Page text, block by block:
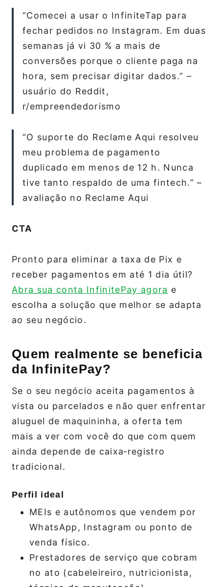
“Comecei a usar o InfiniteTap para
fechar pedidos no Instagram. Em duas
semanas já vi 30 % a mais de
conversões porque o cliente paga na
hora, sem precisar digitar dados.” –
usuário do Reddit,
r/empreendedorismo
“O suporte do Reclame Aqui resolveu
meu problema de pagamento
duplicado em menos de 12 h. Nunca
tive tanto respaldo de uma fintech.” –
avaliação no Reclame Aqui
CTA
Pronto para eliminar a taxa de Pix e
receber pagamentos em até 1 dia útil?
Abra sua conta InfinitePay agora e
escolha a solução que melhor se adapta
ao seu negócio.
Quem realmente se beneficia
da InfinitePay?
Se o seu negócio aceita pagamentos à
vista ou parcelados e não quer enfrentar
aluguel de maquininha, a oferta tem
mais a ver com você do que com quem
ainda depende de caixa‑registro
tradicional.
Perfil ideal
MEIs e autônomos que vendem por
WhatsApp, Instagram ou ponto de
venda físico.
Prestadores de serviço que cobram
no ato (cabeleireiro, nutricionista,